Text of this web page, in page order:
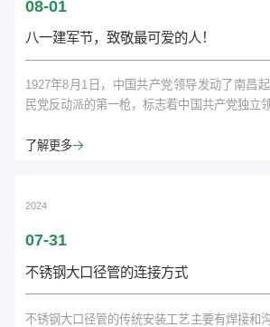
08-01
八一建军节，致敬最可爱的人！
1927年8月1日，中国共产党领导发动了南昌
民党反动派的第一枪，标志着中国共产党独立
中华苏维埃共和国临时中央政府建议，以南昌
的决议》，宣布“批准中央革...
了解更多
2024
07-31
不锈钢大口径管的连接方式
不锈钢大口径管的传统安装工艺主要有焊接和